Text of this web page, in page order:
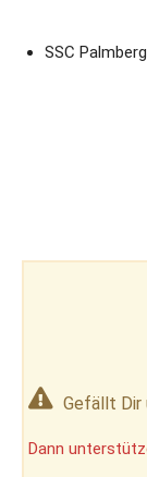
SSC
Gefällt Dir
Dann